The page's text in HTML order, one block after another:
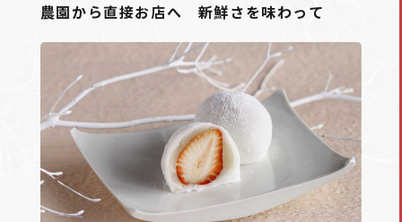
農園から直接お店へ 新鮮さを味わって